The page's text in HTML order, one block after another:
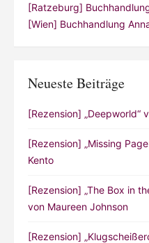
[Ratzeburg]
[Wien] Buchhandlung
Neueste Beiträge
[Rezension] „Deepworld“
[Rezension] „Missing
Kento
[Rezension] „The Box in
von Maureen Johnson
[Rezension]